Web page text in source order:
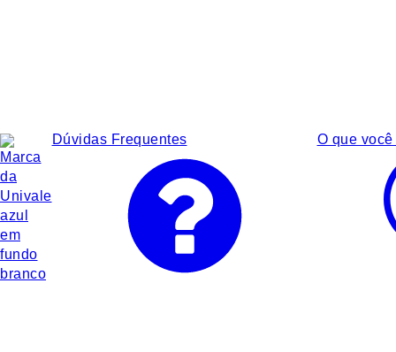
Dúvidas Frequentes O que